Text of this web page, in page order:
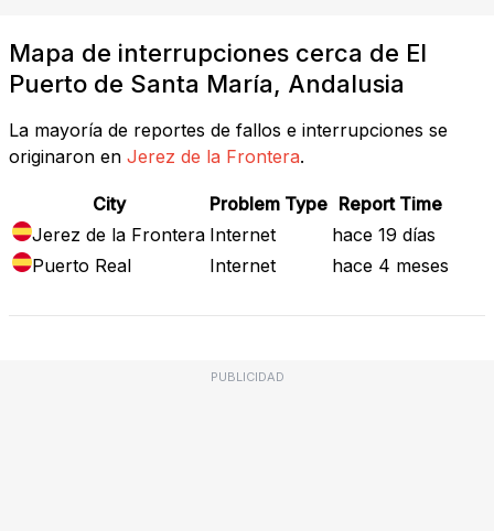
Mapa de interrupciones cerca de El
Puerto de Santa María, Andalusia
La mayoría de reportes de fallos e interrupciones se
originaron en Jerez de la Frontera.
City Problem Type Report Time
Jerez de la Frontera Internet
hace 19 días
Puerto Real
Internet hace 4 meses
PUBLICIDAD